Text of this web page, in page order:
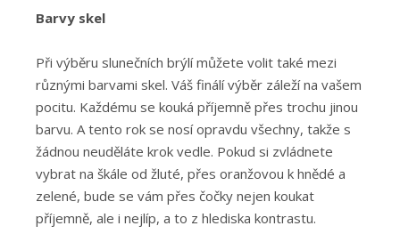
Barvy skel
Při výběru slunečních brýlí můžete volit také mezi
různými barvami skel. Váš finálí výběr záleží na vašem
pocitu. Každému se kouká příjemně přes trochu jinou
barvu. A tento rok se nosí opravdu všechny, takže s
žádnou neuděláte krok vedle. Pokud si zvládnete
vybrat na škále od žluté, přes oranžovou k hnědé a
zelené, bude se vám přes čočky nejen koukat
příjemně, ale i nejlíp, a to z hlediska kontrastu.